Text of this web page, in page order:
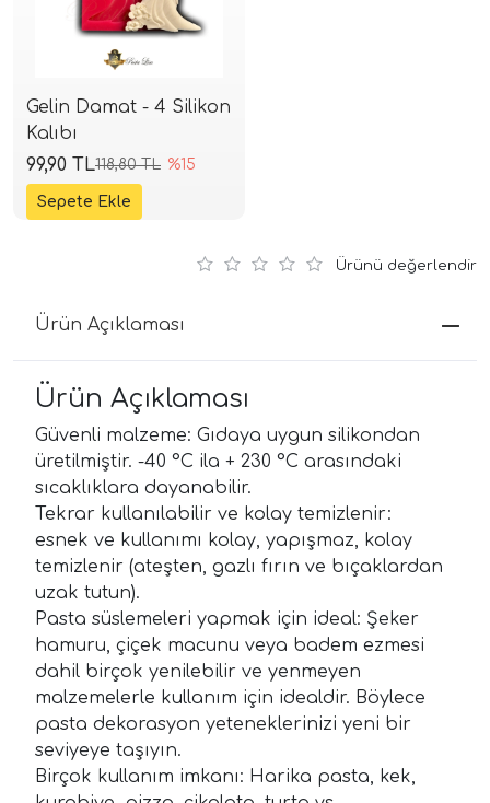
Gelin Damat - 4 Silikon
Kalıbı
118,80 TL %15
99,90 TL
Ürünü değerlendir
Ürün Açıklaması
Ürün Açıklaması
Güvenli malzeme: Gıdaya uygun silikondan
üretilmiştir. -40 °C ila + 230 °C arasındaki
sıcaklıklara dayanabilir.
Tekrar kullanılabilir ve kolay temizlenir:
esnek ve kullanımı kolay, yapışmaz, kolay
temizlenir (ateşten, gazlı fırın ve bıçaklardan
uzak tutun).
Pasta süslemeleri yapmak için ideal: Şeker
hamuru, çiçek macunu veya badem ezmesi
dahil birçok yenilebilir ve yenmeyen
malzemelerle kullanım için idealdir. Böylece
pasta dekorasyon yeteneklerinizi yeni bir
seviyeye taşıyın.
Birçok kullanım imkanı: Harika pasta, kek,